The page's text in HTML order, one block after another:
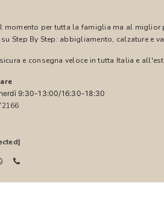
momento per tutta la famiglia ma al miglior
Step By Step: abbigliamento, calzature e
e consegna veloce in tutta Italia e
9:30-13:00/16:30-18:30